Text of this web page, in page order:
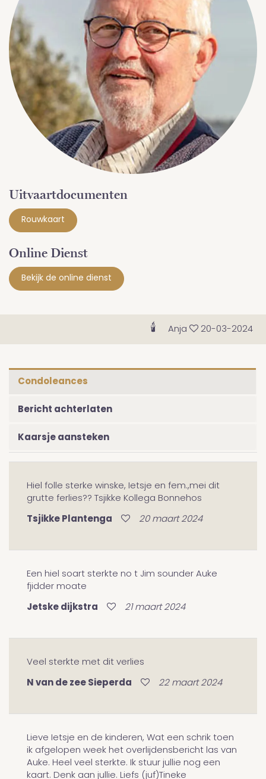
Uitvaartdocumenten
Rouwkaart
Online Dienst
Bekijk de online dienst
Anja 20-03-2024
Condoleances
Bericht achterlaten
Kaarsje aansteken
Hiel folle sterke winske, Ietsje en fem.,mei dit
grutte ferlies?? Tsjikke Kollega Bonnehos
Tsjikke Plantenga 20 maart 2024
Een hiel soart sterkte no t Jim sounder Auke
fjidder moate
Jetske dijkstra 21 maart 2024
Veel sterkte met dit verlies
N van de zee Sieperda 22 maart 2024
Lieve Ietsje en de kinderen, Wat een schrik toen
ik afgelopen week het overlijdensbericht las van
Auke. Heel veel sterkte. Ik stuur jullie nog een
kaart. Denk aan jullie. Liefs (juf)Tineke